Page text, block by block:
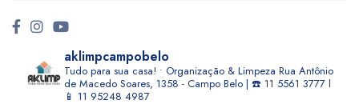
aklimpcampobelo
Tudo para sua casa! • Organização & Limpeza Rua Antônio
de Macedo Soares, 1358 - Campo Belo | ☎️ 11 5561 3777 l
📱 11 95248 4987